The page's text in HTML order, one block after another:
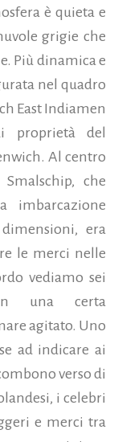
è quieta e
grigie che
Più dinamica e
nel quadro
East Indiamen
proprietà del
Al centro
che
imbarcazione
era
le merci nelle
vediamo sei
una certa
agitato. Uno
ad indicare ai
verso di
i celebri
e merci tra